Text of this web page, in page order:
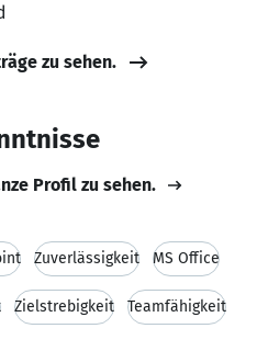
zu sehen.
Profil zu sehen.
Zuverlässigkeit MS Office
Zielstrebigkeit Teamfähigkeit